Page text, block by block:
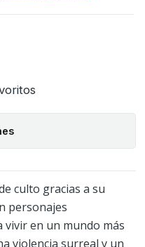
culto gracias a su
personajes
en un mundo más
violencia surreal y un